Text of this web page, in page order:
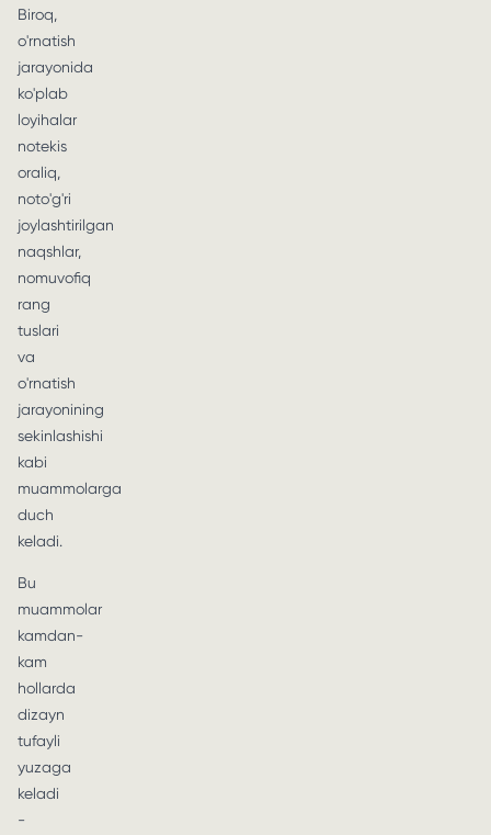
Biroq,
o'rnatish
jarayonida
ko'plab
loyihalar
notekis
oraliq,
noto'g'ri
joylashtirilgan
naqshlar,
nomuvofiq
rang
tuslari
va
o'rnatish
jarayonining
sekinlashishi
kabi
muammolarga
duch
keladi.
Bu
muammolar
kamdan-
kam
hollarda
dizayn
tufayli
yuzaga
keladi
-